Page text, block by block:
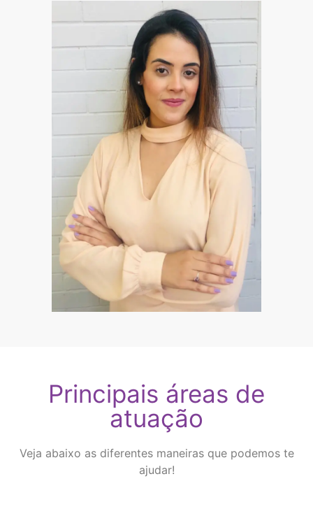
Principais áreas de
atuação
Veja abaixo as diferentes maneiras que podemos te
ajudar!